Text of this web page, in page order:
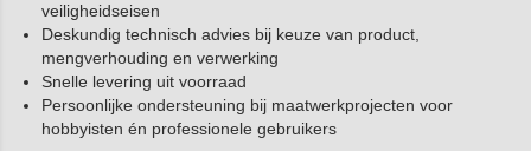
veiligheidseisen
Deskundig technisch advies bij keuze van product,
mengverhouding en verwerking
Snelle levering uit voorraad
Persoonlijke ondersteuning bij maatwerkprojecten voor
hobbyisten én professionele gebruikers